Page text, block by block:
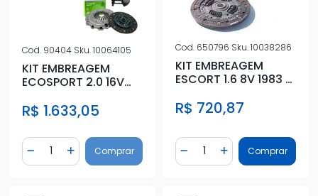
Cod. 90404 Sku.10064105
KIT EMBREAGEM
ECOSPORT 2.0 16V
ATUADOR
R$ 1.633,05
Diminuir Quantidade
Quantidade
Adicionar Quantidade
Comprar
Cod. 650796 Sku.10038286
KIT EMBREAGEM
ESCORT 1.6 8V 1983 A
ROLAMENTO 200MM
R$ 720,87
Diminuir Quantidade
Quantidade
AdicionarComprar